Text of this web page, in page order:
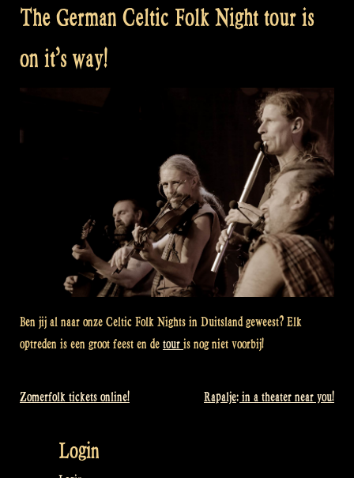
The German Celtic Folk Night tour is
on it’s way!
Ben jij al naar onze Celtic Folk Nights in Duitsland geweest? Elk
optreden is een groot feest en de tour is nog niet voorbij!
Bericht
Zomerfolk tickets online! Rapalje: in a theater near you!
Login